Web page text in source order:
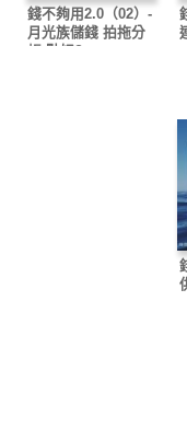
錢不夠用2.0（02）-
月光族儲錢 拍拖分
帳 點好?